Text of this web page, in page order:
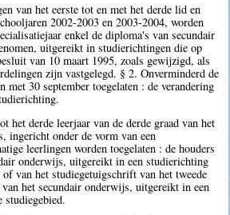
van het eerste tot en met het derde lid en
2002-2003 en 2003-2004, worden
enkel de diploma's van secundair
uitgereikt in studierichtingen die op
van 10 maart 1995, zoals gewijzigd, als
zijn vastgelegd. § 2. Onverminderd de
met 30 september toegelaten : de verandering
het derde leerjaar van de derde graad van het
ingericht onder de vorm van een
leerlingen worden toegelaten : de houders
onderwijs, uitgereikt in een studierichting
van het studiegetuigschrift van het tweede
het secundair onderwijs, uitgereikt in een
studiegebied.